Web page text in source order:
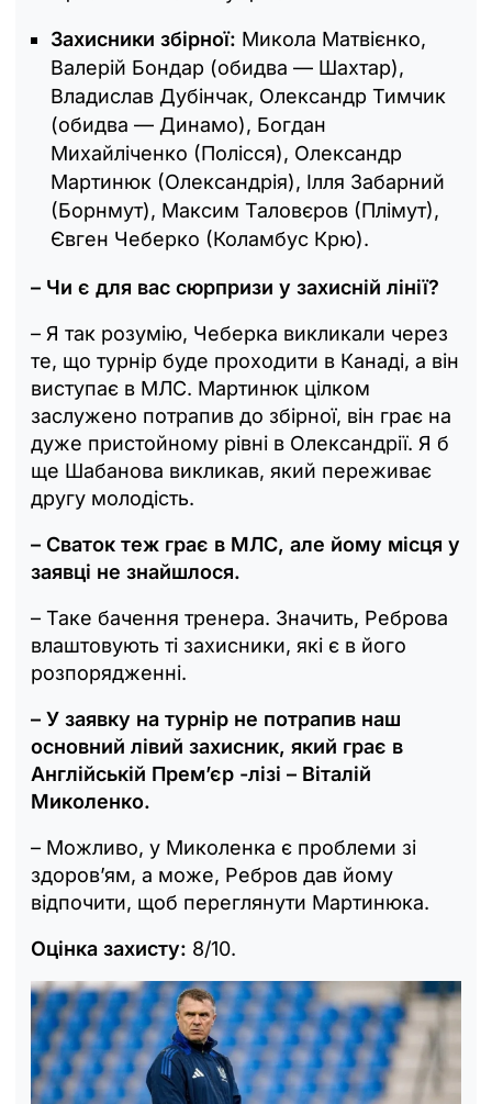
Захисники збірної: Микола Матвієнко,
Валерій Бондар (обидва — Шахтар),
Владислав Дубінчак, Олександр Тимчик
(обидва — Динамо), Богдан
Михайліченко (Полісся), Олександр
Мартинюк (Олександрія), Ілля Забарний
(Борнмут), Максим Таловєров (Плімут),
Євген Чеберко (Коламбус Крю).
– Чи є для вас сюрпризи у захисній лінії?
– Я так розумію, Чеберка викликали через
те, що турнір буде проходити в Канаді, а він
виступає в МЛС. Мартинюк цілком
заслужено потрапив до збірної, він грає на
дуже пристойному рівні в Олександрії. Я б
ще Шабанова викликав, який переживає
другу молодість.
– Сваток теж грає в МЛС, але йому місця у
заявці не знайшлося.
– Таке бачення тренера. Значить, Реброва
влаштовують ті захисники, які є в його
розпорядженні.
– У заявку на турнір не потрапив наш
основний лівий захисник, який грає в
Англійській Прем’єр -лізі – Віталій
Миколенко.
– Можливо, у Миколенка є проблеми зі
здоров’ям, а може, Ребров дав йому
відпочити, щоб переглянути Мартинюка.
Оцінка захисту: 8/10.